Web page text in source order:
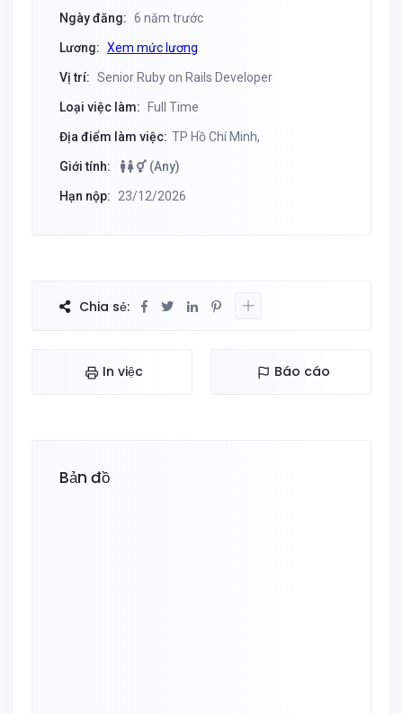
Ngày đăng: 6 năm trước
Lương: Xem mức lương
Vị trí: Senior Ruby on Rails Developer
Loại việc làm: Full Time
Địa điểm làm việc: TP Hồ Chí Minh,
Giới tính: (Any)
Hạn nộp: 23/12/2026
Chia sẻ:
In việc Báo cáo
Bản đồ